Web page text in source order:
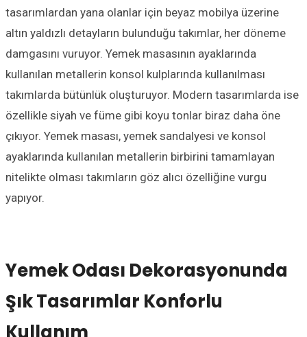
tasarımlardan yana olanlar için beyaz mobilya üzerine
altın yaldızlı detayların bulunduğu takımlar, her döneme
damgasını vuruyor. Yemek masasının ayaklarında
kullanılan metallerin konsol kulplarında kullanılması
takımlarda bütünlük oluşturuyor. Modern tasarımlarda ise
özellikle siyah ve füme gibi koyu tonlar biraz daha öne
çıkıyor. Yemek masası, yemek sandalyesi ve konsol
ayaklarında kullanılan metallerin birbirini tamamlayan
nitelikte olması takımların göz alıcı özelliğine vurgu
yapıyor.
Yemek Odası Dekorasyonunda
Şık Tasarımlar Konforlu
Kullanım